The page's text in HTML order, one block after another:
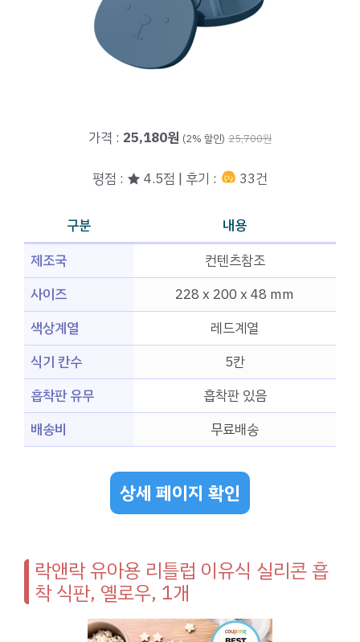
가격 : 25,180원 (2% 할인) 25,700원
평점 : ★ 4.5점 | 후기 : 33건
구분
내용
제조국
컨텐츠참조
사이즈
228 x 200 x 48 mm
색상계열
레드계열
식기 칸수
5칸
흡착판 유무
흡착판 있음
배송비
무료배송
상세 페이지 확인
락앤락 유아용 리틀럽 이유식 실리콘 흡
착 식판, 옐로우, 1개